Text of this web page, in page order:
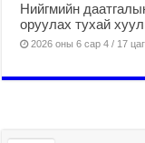
Нийгмийн
оруулах тухай
2026 оны 6 сар 4 / 17